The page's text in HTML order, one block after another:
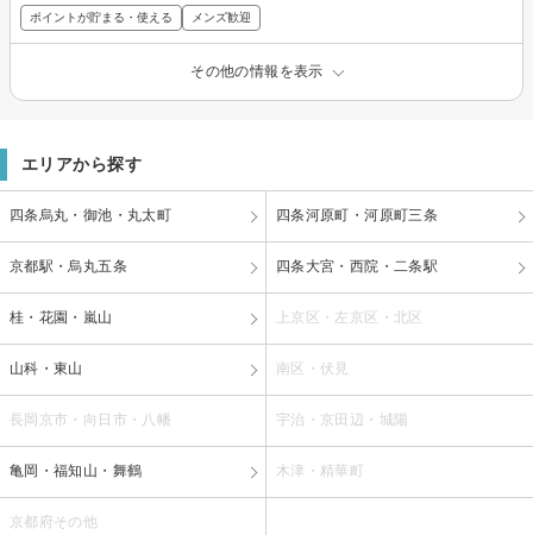
ポイントが貯まる・使える メンズ歓迎
その他の情報を表示
エリアから探す
四条烏丸・御池・丸太町 四条河原町・河原町三条
京都駅・烏丸五条 四条大宮・西院・二条駅
桂・花園・嵐山 上京区・左京区・北区
山科・東山 南区・伏見
長岡京市・向日市・八幡 宇治・京田辺・城陽
亀岡・福知山・舞鶴 木津・精華町
京都府その他